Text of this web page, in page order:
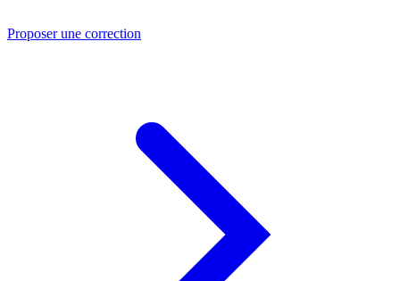
Proposer une correction